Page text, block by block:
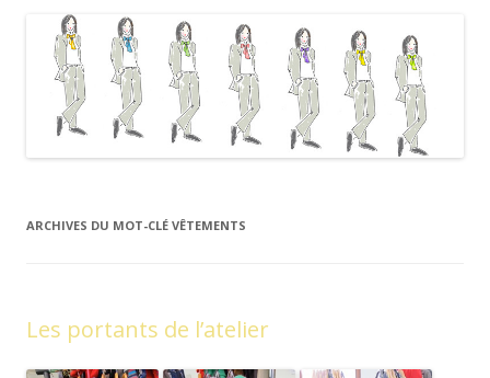
ARCHIVES DU MOT-CLÉ VÊTEMENTS
Les portants de l’atelier